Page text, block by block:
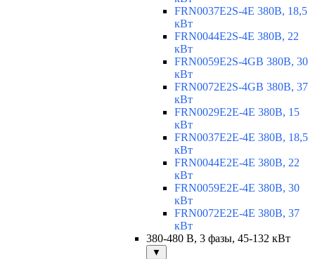
FRN0037E2S-4E 380В, 18,5
кВт
FRN0044E2S-4E 380В, 22
кВт
FRN0059E2S-4GB 380В, 30
кВт
FRN0072E2S-4GB 380В, 37
кВт
FRN0029E2E-4E 380В, 15
кВт
FRN0037E2E-4E 380В, 18,5
кВт
FRN0044E2E-4E 380В, 22
кВт
FRN0059E2E-4E 380В, 30
кВт
FRN0072E2E-4E 380В, 37
кВт
380-480 В, 3 фазы, 45-132 кВт
▼